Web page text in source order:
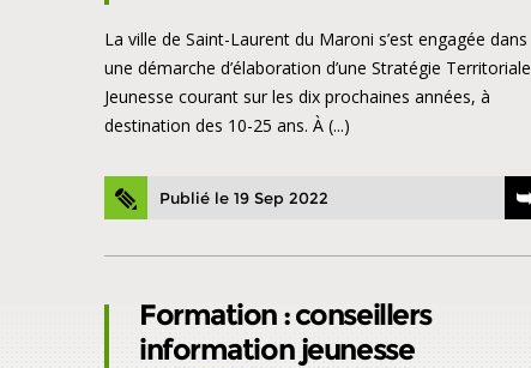
La ville de Saint-Laurent du Maroni s’est engagée dans
une démarche d’élaboration d’une Stratégie Territoriale
Jeunesse courant sur les dix prochaines années, à
destination des 10-25 ans. À (...)
Publié le 19 Sep 2022
Formation : conseillers
information jeunesse